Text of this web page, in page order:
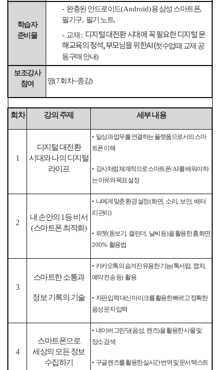
학습자
준비물
- 완충된 안드로이드(Android)용 삼성 스마트폰,
필기구, 필기 노트,
- 교재 : 디지털 대전환 시대에 꼭 필요한 디지털 문
해교육의 정석, 부모님을 위한AI (첫수업때 교재 공
동구매 안내)
보조강사
참여
명(7회차~종강)
회차 강의 주제 세부 내용
1
디지털 대전환
시대와 나의 디지털
라이프
• 일상과 업무를 연결하는 플랫폼으로서의 스마
트폰 이해
• 강사처럼 체계적으로 스마트폰/AI를 배워야 하
는 이유와 목표 설정
2
내 손안의 1 등 비서
(스마트폰 최적화)
• 나에게 맞춘 환경 설정(화면, 소리, 보안,배터
리 관리)
• 위젯(돋보기 캘린더 날씨 등)을 활용한 홈 화면
200% 활용법
3
스마트한 소통과
정보 기록의 기술
• 카카오톡의 숨겨진 유용한 기능(톡서랍, 캡처,
예약 전송 등) 활용
• 자판 입력 대신 마이크를 활용한 빠르고 정확한
음성 문자 입력
4
스마트폰으로
세상의 모든 정보
수집하기
• 네이버 그린닷(음성, 렌즈)을 활용한 사물 및
장소 검색
• 구글 렌즈를 활용한 실시간 번역 및 문서 텍스트